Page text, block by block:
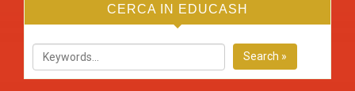
CERCA IN EDUCASH
Search »